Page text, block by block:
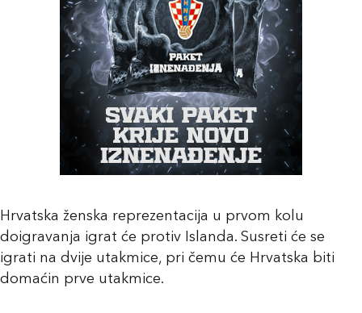
Hrvatska ženska reprezentacija u prvom kolu
doigravanja igrat će protiv Islanda. Susreti će se
igrati na dvije utakmice, pri čemu će Hrvatska biti
domaćin prve utakmice.